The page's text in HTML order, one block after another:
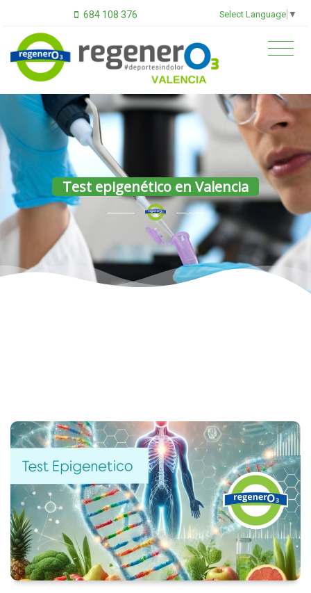
684 108 376 Select Language ▼
Test epigenético en Valencia